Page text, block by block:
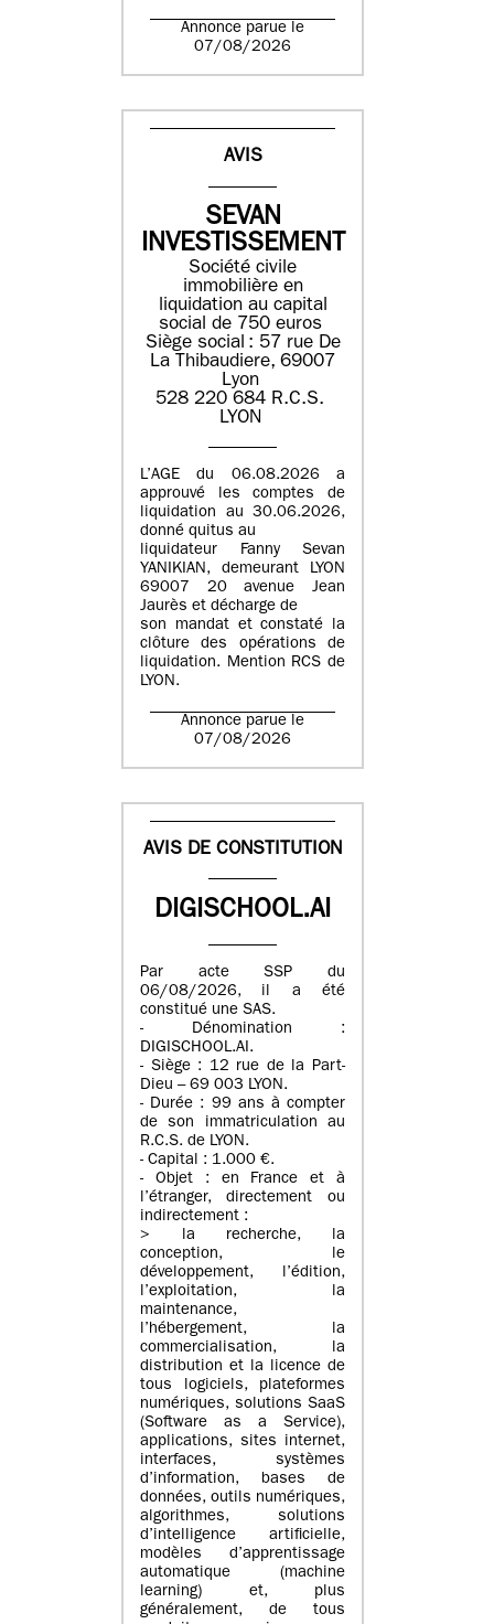
Annonce parue le
07/08/2026
AVIS
SEVAN
INVESTISSEMENT
Société civile
immobilière en
liquidation ​au capital
social de 750 euros​
Siège social : ​57 rue De
La Thibaudiere, 69007
Lyon​
​​528 220 684​ R.C.S. ​
LYON​
L’AGE du 06.08.2026 a
approuvé les comptes de
liquidation au 30.06.2026,
donné quitus au
liquidateur Fanny Sevan
YANIKIAN, demeurant LYON
69007 20 avenue Jean
Jaurès et décharge de
son mandat et constaté la
clôture des opérations de
liquidation. Mention RCS de
LYON.
Annonce parue le
07/08/2026
AVIS DE CONSTITUTION
DIGISCHOOL.AI
Par acte SSP du
06/08/2026, il a été
constitué une SAS.
- Dénomination :
DIGISCHOOL.AI.
- Siège : 12 rue de la Part-
Dieu – 69 003 LYON.
- Durée : 99 ans à compter
de son immatriculation au
R.C.S. de LYON.
- Capital : 1.000 €.
- Objet : en France et à
l’étranger, directement ou
indirectement :
> la recherche, la
conception, le
développement, l’édition,
l’exploitation, la
maintenance,
l’hébergement, la
commercialisation, la
distribution et la licence de
tous logiciels, plateformes
numériques, solutions SaaS
(Software as a Service),
applications, sites internet,
interfaces, systèmes
d’information, bases de
données, outils numériques,
algorithmes, solutions
d’intelligence artificielle,
modèles d’apprentissage
automatique (machine
learning) et, plus
généralement, de tous